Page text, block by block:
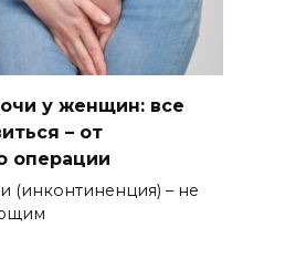
у женщин: все
– от
операции
(инконтиненция) – не